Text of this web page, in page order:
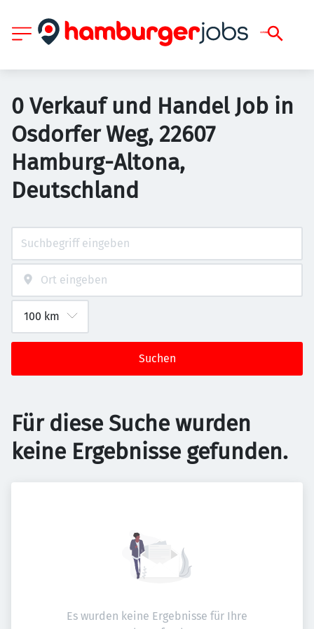
0 Verkauf und Handel Job in
Osdorfer Weg, 22607
Hamburg-Altona,
Deutschland
Suchen
Für diese Suche wurden
keine Ergebnisse gefunden.
Es wurden keine Ergebnisse für Ihre